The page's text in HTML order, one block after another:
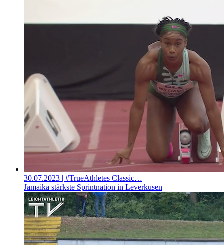
30.07.2023 | #TrueAthletes Classic…
Jamaika stärkste Sprintnation in Leverkusen